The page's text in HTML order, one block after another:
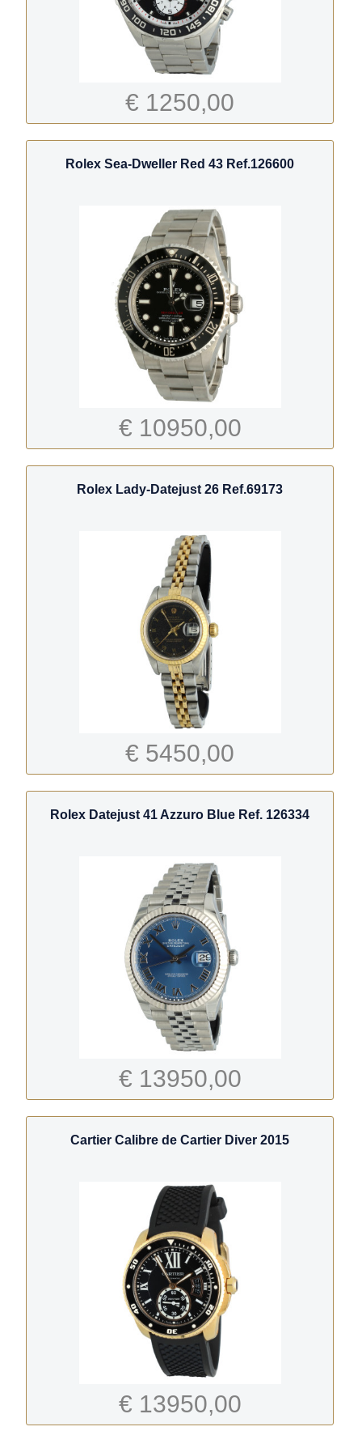
€ 1250,00
Rolex Sea-Dweller Red 43 Ref.126600
€ 10950,00
Rolex Lady-Datejust 26 Ref.69173
€ 5450,00
Rolex Datejust 41 Azzuro Blue Ref. 126334
€ 13950,00
Cartier Calibre de Cartier Diver 2015
€ 13950,00